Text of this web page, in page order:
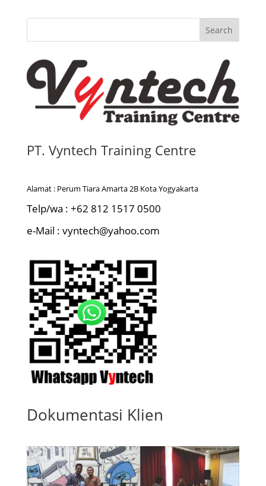
Search
PT. Vyntech Training Centre
Alamat : Perum Tiara Amarta 2B Kota Yogyakarta
Telp/wa : +62 812 1517 0500
e-Mail : vyntech@yahoo.com
Dokumentasi Klien